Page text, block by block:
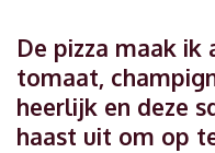
De pizza maak
tomaat,
heerlijk en deze
haast uit om op